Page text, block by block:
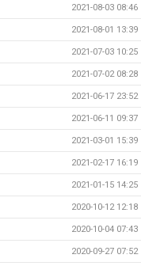
2021-08-03 08:46
2021-08-01 13:39
2021-07-03 10:25
2021-07-02 08:28
2021-06-17 23:52
2021-06-11 09:37
2021-03-01 15:39
2021-02-17 16:19
2021-01-15 14:25
2020-10-12 12:18
2020-10-04 07:43
2020-09-27 07:52